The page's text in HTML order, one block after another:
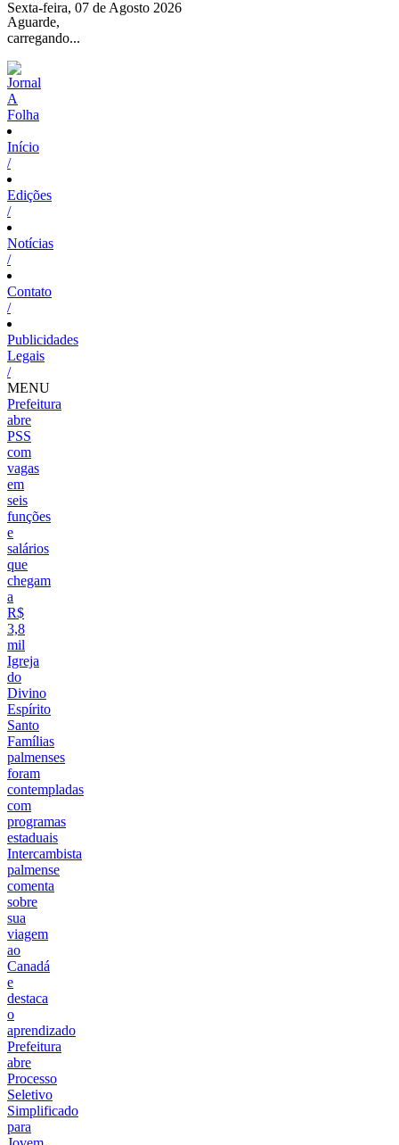
Aguarde,
carregando...
Sexta-feira, 07 de Agosto 2026
Início
/
Edições
/
Notícias
/
Contato
/
Publicidades
Legais
/
MENU
Prefeitura
abre
PSS
com
vagas
em
seis
funções
e
salários
que
chegam
a
R$
3,8
mil
Igreja
do
Divino
Espírito
Santo
Famílias
palmenses
foram
contempladas
com
programas
estaduais
Intercambista
palmense
comenta
sobre
sua
viagem
ao
Canadá
e
destaca
o
aprendizado
Prefeitura
abre
Processo
Seletivo
Simplificado
para